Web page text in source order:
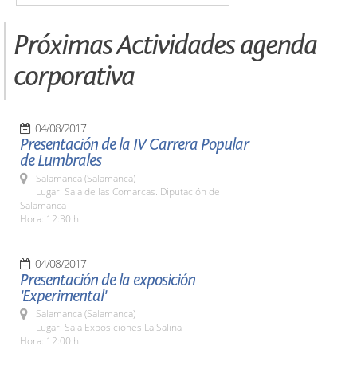
Próximas Actividades agenda
corporativa
04/08/2017
Presentación de la IV Carrera Popular
de Lumbrales
Salamanca (Salamanca)
Lugar: Sala de las Comarcas. Diputación de
Salamanca
Hora: 12:30 h.
04/08/2017
Presentación de la exposición
'Experimental'
Salamanca (Salamanca)
Lugar: Sala Exposiciones La Salina
Hora: 12:00 h.